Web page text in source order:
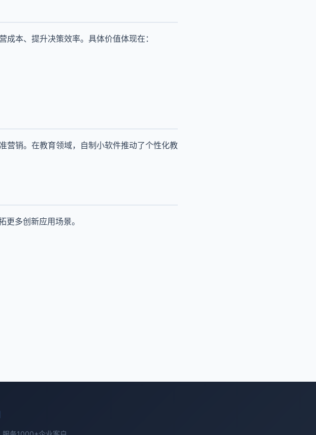
本、提升决策效率。具体价值体现在：
营销。在教育领域，自制小软件推动了个性化教
多创新应用场景。